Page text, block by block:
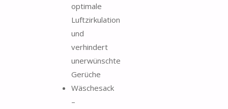
optimale
Luftzirkulation
und
verhindert
unerwünschte
Gerüche
Wäschesack
–